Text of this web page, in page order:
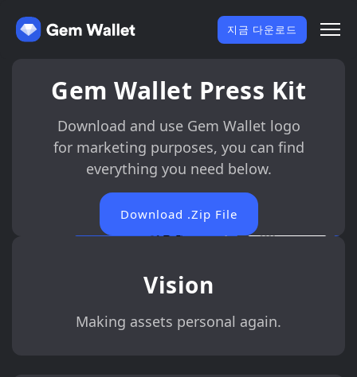
지금 다운로드
Gem Wallet Press Kit
Download and use Gem Wallet logo
for marketing purposes, you can find
everything you need below.
Download .Zip File
Vision
Making assets personal again.